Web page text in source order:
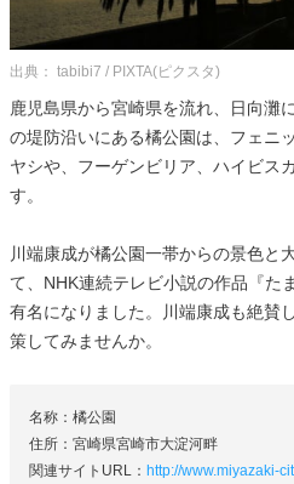
出典： tabibi7 / PIXTA(ピクスタ)
鹿児島県から宮崎県を流れ、日向灘
の堤防沿いにある橘公園は、フェニ
ヤシや、フーゲンビリア、ハイビス
す。
川端康成が橘公園一帯からの景色と
て、NHK連続テレビ小説の作品『た
有名になりました。川端康成も絶賛
策してみませんか。
名称：橘公園
住所：宮崎県宮崎市大淀河畔
関連サイトURL： http://www.miyazaki-